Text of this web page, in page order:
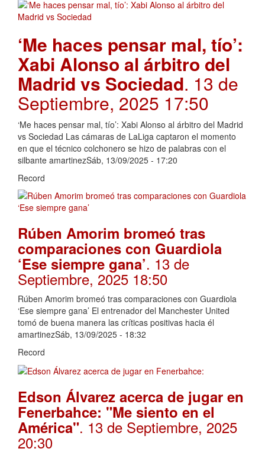
‘Me haces pensar mal, tío’:
Xabi Alonso al árbitro del
Madrid vs Sociedad. 13 de
Septiembre, 2025 17:50
‘Me haces pensar mal, tío’: Xabi Alonso al árbitro del Madrid
vs Sociedad Las cámaras de LaLiga captaron el momento
en que el técnico colchonero se hizo de palabras con el
silbante amartinezSáb, 13/09/2025 - 17:20
Record
Rúben Amorim bromeó tras
comparaciones con Guardiola
‘Ese siempre gana’. 13 de
Septiembre, 2025 18:50
Rúben Amorim bromeó tras comparaciones con Guardiola
‘Ese siempre gana’ El entrenador del Manchester United
tomó de buena manera las críticas positivas hacia él
amartinezSáb, 13/09/2025 - 18:32
Record
Edson Álvarez acerca de jugar en
Fenerbahce: "Me siento en el
América". 13 de Septiembre, 2025
20:30